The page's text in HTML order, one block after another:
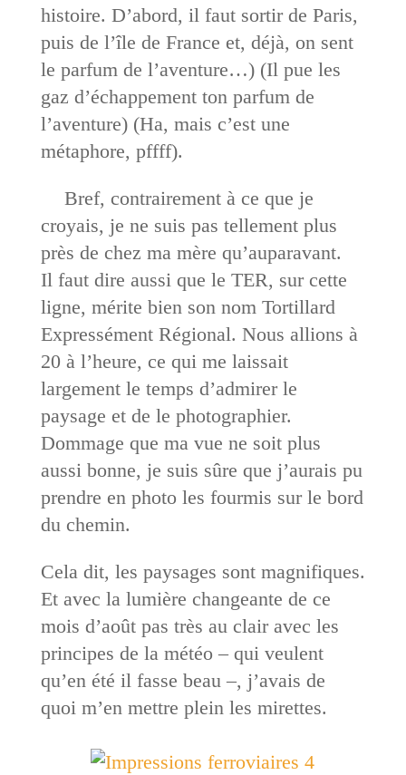
histoire. D’abord, il faut sortir de Paris,
puis de l’île de France et, déjà, on sent
le parfum de l’aventure…) (Il pue les
gaz d’échappement ton parfum de
l’aventure) (Ha, mais c’est une
métaphore, pffff).
Bref, contrairement à ce que je
croyais, je ne suis pas tellement plus
près de chez ma mère qu’auparavant.
Il faut dire aussi que le TER, sur cette
ligne, mérite bien son nom Tortillard
Expressément Régional. Nous allions à
20 à l’heure, ce qui me laissait
largement le temps d’admirer le
paysage et de le photographier.
Dommage que ma vue ne soit plus
aussi bonne, je suis sûre que j’aurais pu
prendre en photo les fourmis sur le bord
du chemin.
Cela dit, les paysages sont magnifiques.
Et avec la lumière changeante de ce
mois d’août pas très au clair avec les
principes de la météo – qui veulent
qu’en été il fasse beau –, j’avais de
quoi m’en mettre plein les mirettes.